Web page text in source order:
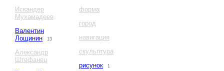
Искандер
Мухамадеев
Валентин
Лощинин
13
Александр
Штефанец
форма
город
навигация
скульптура
рисунок
1